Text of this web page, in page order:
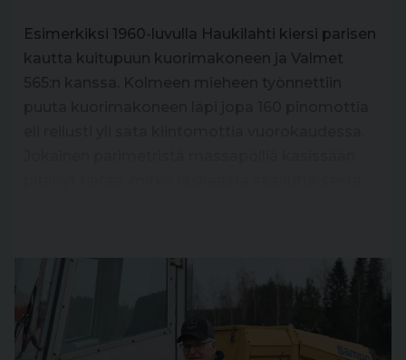
Esimerkiksi 1960-luvulla Haukilahti kiersi parisen
kautta kuitupuun kuorimakoneen ja Valmet